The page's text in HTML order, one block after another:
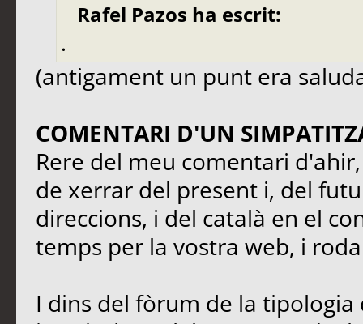
Rafel Pazos ha escrit:
.
(antigament un punt era
COMENTARI D'UN
Rere del meu comentari
de xerrar del present i, del
direccions, i del català en el
temps per la vostra web, i
I dins del fòrum de la